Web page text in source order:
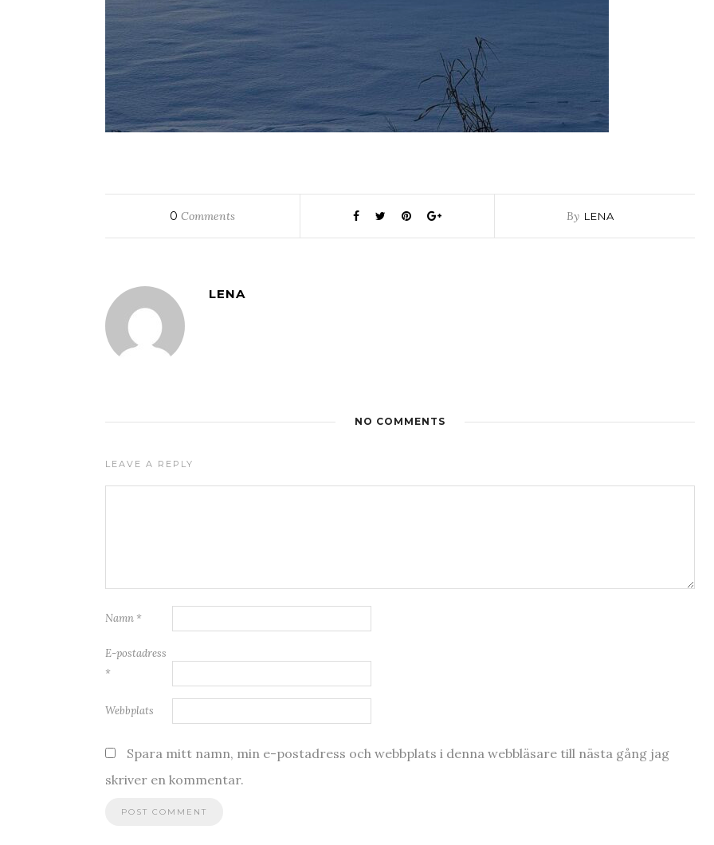
0 Comments By LENA
LENA
NO COMMENTS
LEAVE A REPLY
Namn *
E-postadress
*
Webbplats
Spara mitt namn, min e-postadress och webbplats i denna webbläsare till nästa gång jag
skriver en kommentar.